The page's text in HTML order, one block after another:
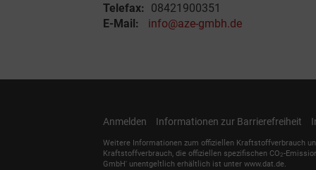
Telefax: 08421900351
E-Mail:
info@aze-gmbh.de
Anmelden Informationen zur Barrierefreiheit
Weitere Informationen zum offiziellen Kraftstoffverbrauch
Kraftstoffverbrauch, die offiziellen spezifischen CO2-
GmbH' unentgeltlich erhältlich ist unter www.dat.de.